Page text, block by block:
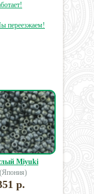
Miyuki
р.